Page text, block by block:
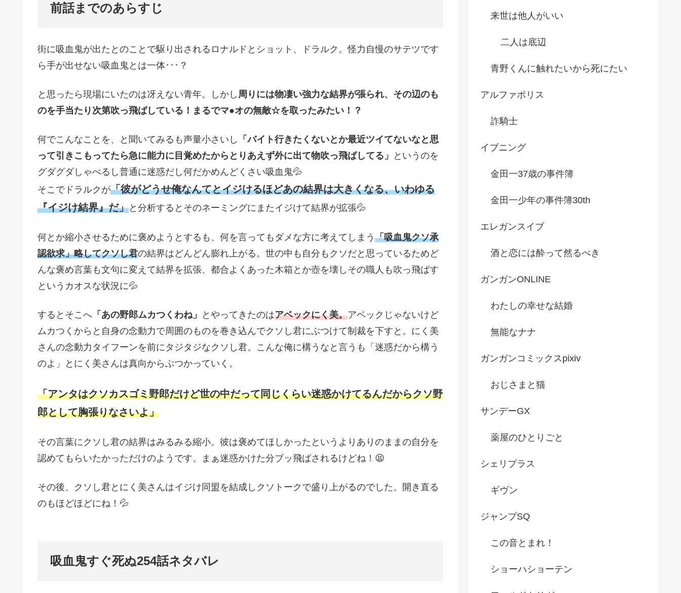
前話までのあらすじ
街に吸血鬼が出たとのことで駆り出されるロナルドとショット、ドラルク。怪力自慢のサテツです
ら手が出せない吸血鬼とは一体･･･？
と思ったら現場にいたのは冴えない青年。しかし 周りには物凄い強力な結界が張られ、その辺のも
のを手当たり次第吹っ飛ばしている！まるでマ●オの無敵☆を取ったみたい！？
何でこんなことを、と聞いてみるも声量小さいし
「バイト行きたくないとか最近ツイてないなと思
って引きこもってたら急に能力に目覚めたからとりあえず外に出て物吹っ飛ばしてる」
というのを
グダグダしゃべるし普通に迷惑だし何だかめんどくさい吸血鬼💦
そこでドラルクが「彼がどうせ俺なんてとイジけるほどあの結界は大きくなる、いわゆる
『イジけ結界』だ」と分析するとそのネーミングにまたイジけて結界が拡張💦
何とか縮小させるために褒めようとするも、何を言ってもダメな方に考えてしまう 「吸血鬼クソ承
認欲求」略してクソし君の結界はどんどん膨れ上がる。世の中も自分もクソだと思っているためど
んな褒め言葉も文句に変えて結界を拡張、都合よくあった木箱とか壺を壊しその職人も吹っ飛ばす
というカオスな状況に💦
するとそこへ 「あの野郎ムカつくわね」 とやってきたのはアベックにく美。アベックじゃないけど
ムカつくからと自身の念動力で周囲のものを巻き込んでクソし君にぶつけて制裁を下すと。にく美
さんの念動力タイフーンを前にタジタジなクソし君。こんな俺に構うなと言うも「迷惑だから構う
のよ」とにく美さんは真向からぶつかっていく。
「アンタはクソカスゴミ野郎だけど世の中だって同じくらい迷惑かけてるんだからクソ野
郎として胸張りなさいよ」
その言葉にクソし君の結界はみるみる縮小。彼は褒めてほしかったというよりありのままの自分を
認めてもらいたかっただけのようです。まぁ迷惑かけた分ブッ飛ばされるけどね！😫
その後、クソし君とにく美さんはイジけ同盟を結成しクソトークで盛り上がるのでした。開き直る
のもほどほどにね！💦
吸血鬼すぐ死ぬ254話ネタバレ
来世は他人がいい
二人は底辺
青野くんに触れたいから死にたい
アルファポリス
詐騎士
イブニング
金田一37歳の事件簿
金田一少年の事件簿30th
エレガンスイブ
酒と恋には酔って然るべき
ガンガンONLINE
わたしの幸せな結婚
無能なナナ
ガンガンコミックスpixiv
おじさまと猫
サンデーGX
薬屋のひとりごと
シェリプラス
ギヴン
ジャンプSQ
この音とまれ！
ショーハショーテン